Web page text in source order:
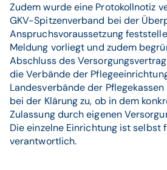
Zudem wurde eine Protokollnotiz
GKV-Spitzenverband bei der
Anspruchsvoraussetzung
Meldung vorliegt und zudem
Abschluss des
die Verbände der
Landesverbände der
bei der Klärung zu, ob in dem
Zulassung durch eigenen
Die einzelne Einrichtung ist selbst
verantwortlich.